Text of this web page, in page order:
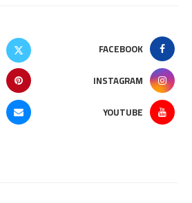
FACEBOOK
INSTAGRAM
YOUTUBE